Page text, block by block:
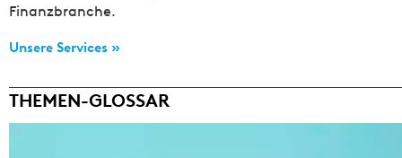
Finanzbranche.
Unsere Services »
THEMEN-GLOSSAR